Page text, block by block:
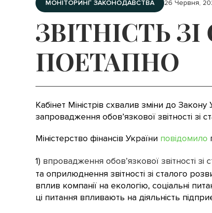
МОНІТОРИНГ ЗАКОНОДАВСТВА 26 Червня,
ЗВІТНІСТЬ
ПОЕТАПНО
Кабінет Міністрів схвалив зміни до Закону
запровадження обов’язкової звітності зі
Міністерство фінансів України повідомило
1) впровадження обов’язкової звітності зі
та оприлюднення звітності зі сталого
вплив компанії на екологію, соціальні
ці питання впливають на діяльність